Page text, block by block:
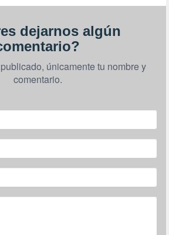
dejarnos algún
únicamente tu nombre y
comentario.